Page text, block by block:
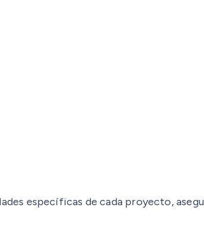
específicas de cada proyecto,